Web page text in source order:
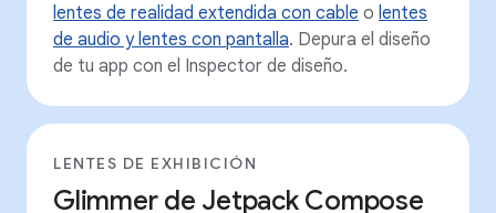
lentes de realidad extendida con cable o lentes
de audio y lentes con pantalla. Depura el diseño
de tu app con el Inspector de diseño.
LENTES DE EXHIBICIÓN
Glimmer de Jetpack Compose